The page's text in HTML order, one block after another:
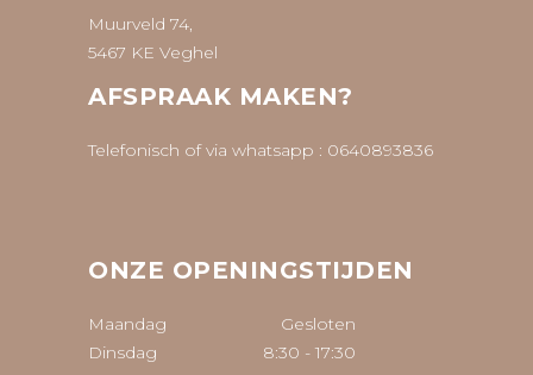
Muurveld 74,
5467 KE Veghel
AFSPRAAK MAKEN?
Telefonisch of via whatsapp : 0640893836
ONZE OPENINGSTIJDEN
Maandag
Gesloten
Dinsdag
8:30 - 17:30